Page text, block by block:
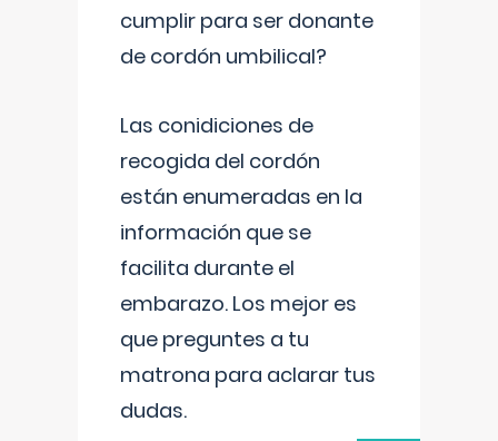
cumplir para ser donante
de cordón umbilical?
Las conidiciones de
recogida del cordón
están enumeradas en la
información que se
facilita durante el
embarazo. Los mejor es
que preguntes a tu
matrona para aclarar tus
dudas.